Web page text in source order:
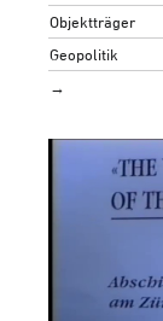
Objektträger
Geopolitik
→